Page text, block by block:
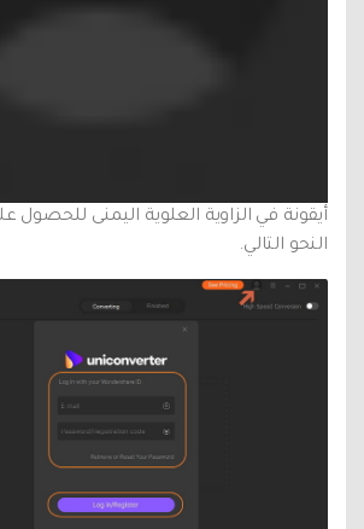
أيقونة في الزاوية العلوية اليمنى للحصول
النحو التالي.